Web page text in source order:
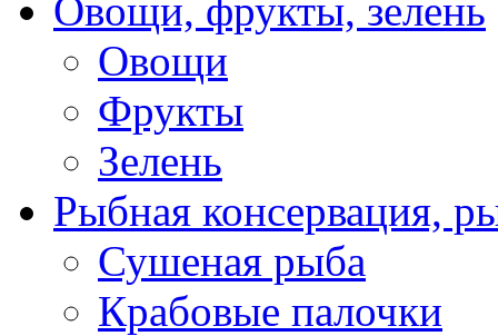
Овощи, фрукты, зелень
Овощи
Фрукты
Зелень
Рыбная консервация,
Сушеная рыба
Крабовые палочки